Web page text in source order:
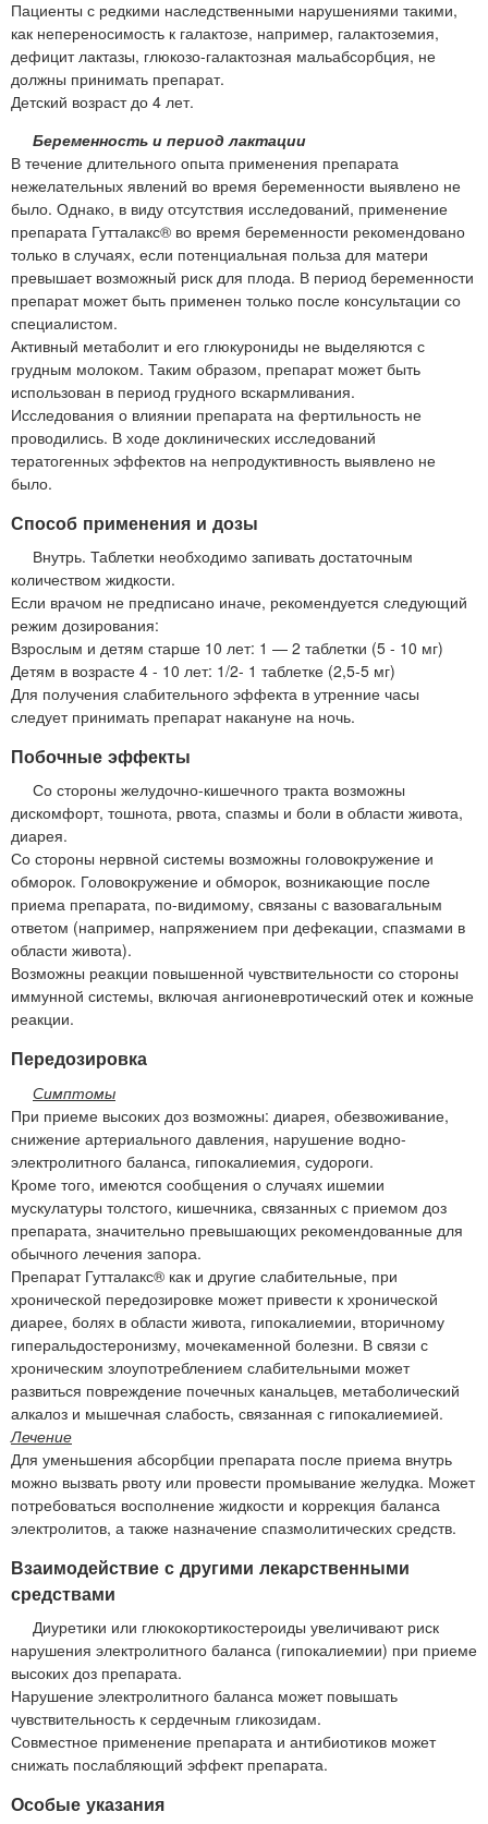
Пациенты с редкими наследственными нарушениями такими,
как непереносимость к галактозе, например, галактоземия,
дефицит лактазы, глюкозо-галактозная мальабсорбция, не
должны принимать препарат.
Детский возраст до 4 лет.
Беременность и период лактации
В течение длительного опыта применения препарата
нежелательных явлений во время беременности выявлено не
было. Однако, в виду отсутствия исследований, применение
препарата Гутталакс® во время беременности рекомендовано
только в случаях, если потенциальная польза для матери
превышает возможный риск для плода. В период беременности
препарат может быть применен только после консультации со
специалистом.
Активный метаболит и его глюкурониды не выделяются с
грудным молоком. Таким образом, препарат может быть
использован в период грудного вскармливания.
Исследования о влиянии препарата на фертильность не
проводились. В ходе доклинических исследований
тератогенных эффектов на непродуктивность выявлено не
было.
Способ применения и дозы
Внутрь. Таблетки необходимо запивать достаточным
количеством жидкости.
Если врачом не предписано иначе, рекомендуется следующий
режим дозирования:
Взрослым и детям старше 10 лет: 1 — 2 таблетки (5 - 10 мг)
Детям в возрасте 4 - 10 лет: 1/2- 1 таблетке (2,5-5 мг)
Для получения слабительного эффекта в утренние часы
следует принимать препарат накануне на ночь.
Побочные эффекты
Со стороны желудочно-кишечного тракта возможны
дискомфорт, тошнота, рвота, спазмы и боли в области живота,
диарея.
Со стороны нервной системы возможны головокружение и
обморок. Головокружение и обморок, возникающие после
приема препарата, по-видимому, связаны с вазовагальным
ответом (например, напряжением при дефекации, спазмами в
области живота).
Возможны реакции повышенной чувствительности со стороны
иммунной системы, включая ангионевротический отек и кожные
реакции.
Передозировка
Симптомы
При приеме высоких доз возможны: диарея, обезвоживание,
снижение артериального давления, нарушение водно-
электролитного баланса, гипокалиемия, судороги.
Кроме того, имеются сообщения о случаях ишемии
мускулатуры толстого, кишечника, связанных с приемом доз
препарата, значительно превышающих рекомендованные для
обычного лечения запора.
Препарат Гутталакс® как и другие слабительные, при
хронической передозировке может привести к хронической
диарее, болях в области живота, гипокалиемии, вторичному
гиперальдостеронизму, мочекаменной болезни. В связи с
хроническим злоупотреблением слабительными может
развиться повреждение почечных канальцев, метаболический
алкалоз и мышечная слабость, связанная с гипокалиемией.
Лечение
Для уменьшения абсорбции препарата после приема внутрь
можно вызвать рвоту или провести промывание желудка. Может
потребоваться восполнение жидкости и коррекция баланса
электролитов, а также назначение спазмолитических средств.
Взаимодействие с другими лекарственными
средствами
Диуретики или глюкокортикостероиды увеличивают риск
нарушения электролитного баланса (гипокалиемии) при приеме
высоких доз препарата.
Нарушение электролитного баланса может повышать
чувствительность к сердечным гликозидам.
Совместное применение препарата и антибиотиков может
снижать послабляющий эффект препарата.
Особые указания